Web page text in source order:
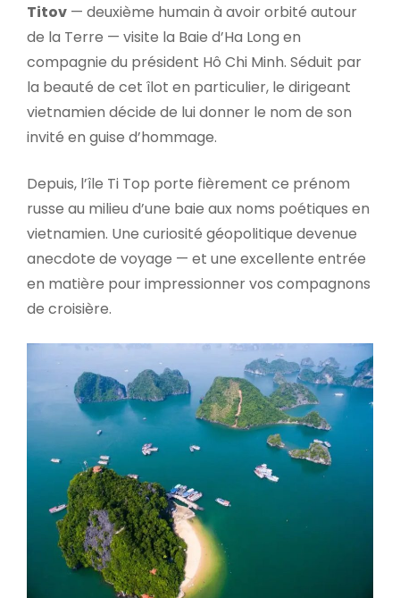
Titov — deuxième humain à avoir orbité autour
de la Terre — visite la Baie d’Ha Long en
compagnie du président Hô Chi Minh. Séduit par
la beauté de cet îlot en particulier, le dirigeant
vietnamien décide de lui donner le nom de son
invité en guise d’hommage.
Depuis, l’île Ti Top porte fièrement ce prénom
russe au milieu d’une baie aux noms poétiques en
vietnamien. Une curiosité géopolitique devenue
anecdote de voyage — et une excellente entrée
en matière pour impressionner vos compagnons
de croisière.